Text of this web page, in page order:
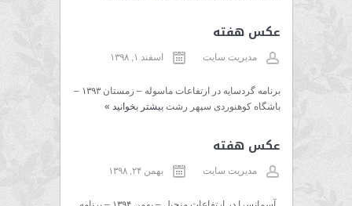
عکس هفته
مدیریت سایت اسفند ۱, ۱۳۹۸
برنامه گردسایه در ارتفاعات ماسوله – زمستان ۱۳۹۳ –
باشگاه کوهنوردی سپهر رشتبیشتر بخوانید »
عکس هفته
مدیریت سایت بهمن ۲۴, ۱۳۹۸